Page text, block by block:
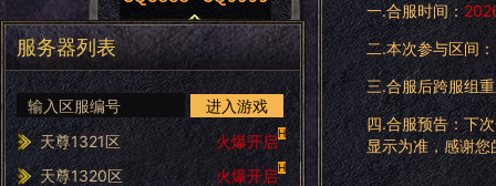
服务器列表
进入游戏
天尊1321区
火爆开启H
天尊1320区 火爆开启H
一.合服时间：
二.本次参与区间：
三.合服后跨服组
四.合服预告：下
显示为准，感谢您